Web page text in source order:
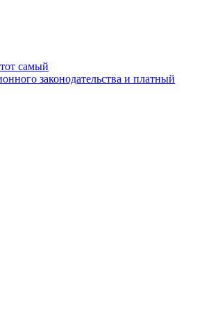
самый
законодательства и платный